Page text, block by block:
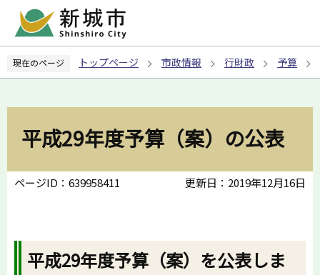
ペ
の
現在のページ トップページ 市政情報 行財政 予算
平成29年度予算（案）の公表
ページID：639958411 更新日：2019年12月16日
平成29年度予算（案）を公表しま